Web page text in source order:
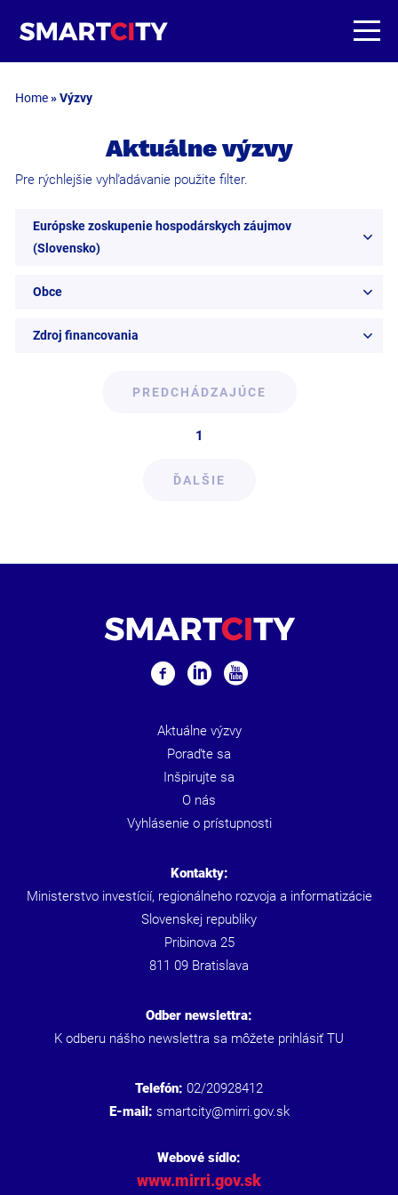
Home»Výzvy
Aktuálne výzvy
Pre rýchlejšie vyhľadávanie použite filter.
Európske zoskupenie hospodárskych záujmov
(Slovensko)
Obce
Zdroj financovania
PREDCHÁDZAJÚCE
1
ĎALŠIE
Aktuálne výzvy
Poraďte sa
Inšpirujte sa
O nás
Vyhlásenie o prístupnosti
Kontakty:
Ministerstvo investícií, regionálneho rozvoja a informatizácie
Slovenskej republiky
Pribinova 25
811 09 Bratislava
Odber newslettra:
K odberu nášho newslettra sa môžete prihlásiť TU
Telefón: 02/20928412
E-mail: smartcity@mirri.gov.sk
Webové sídlo:
www.mirri.gov.sk